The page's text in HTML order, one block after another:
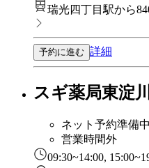
瑞光四丁目駅から
予約に進む 詳細
スギ薬局東淀
ネット予約準備中
営業時間外
09:30~14:00,